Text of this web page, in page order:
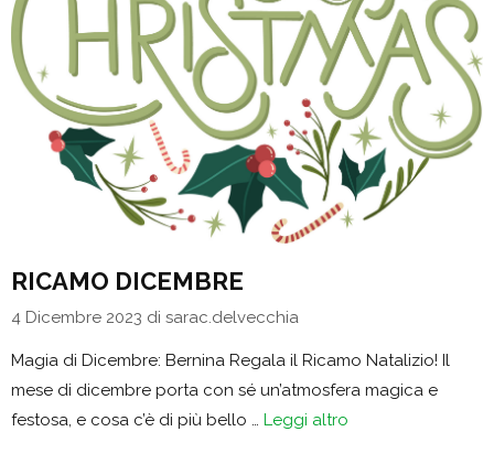
RICAMO DICEMBRE
4 Dicembre 2023 di sarac.delvecchia
Magia di Dicembre: Bernina Regala il Ricamo Natalizio! Il
mese di dicembre porta con sé un’atmosfera magica e
festosa, e cosa c’è di più bello … Leggi altro